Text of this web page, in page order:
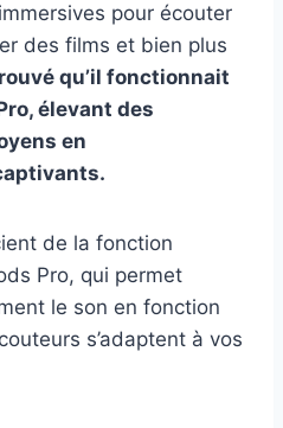
pour écouter
des films et bien plus
qu’il fonctionnait
élevant des
en
de la fonction
Pro, qui permet
le son en fonction
s’adaptent à vos